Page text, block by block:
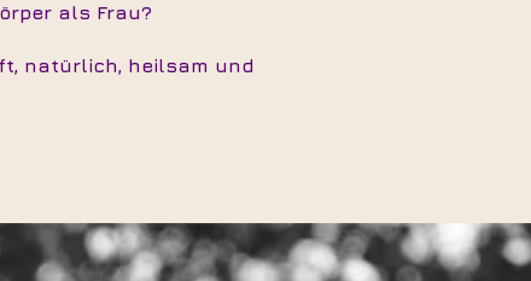
als Frau?
natürlich, heilsam und